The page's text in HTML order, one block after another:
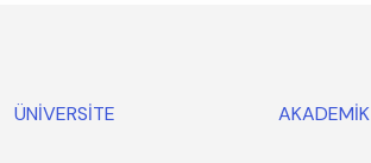
ÜNİVERSİTE AKADEMİK